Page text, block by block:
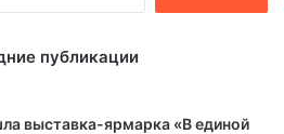
публикации
выставка-ярмарка «В единой